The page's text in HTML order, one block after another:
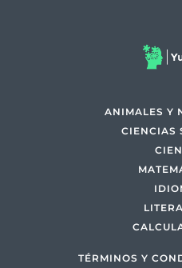
ANIMALES Y
CIENCIAS
TÉRMINOS Y